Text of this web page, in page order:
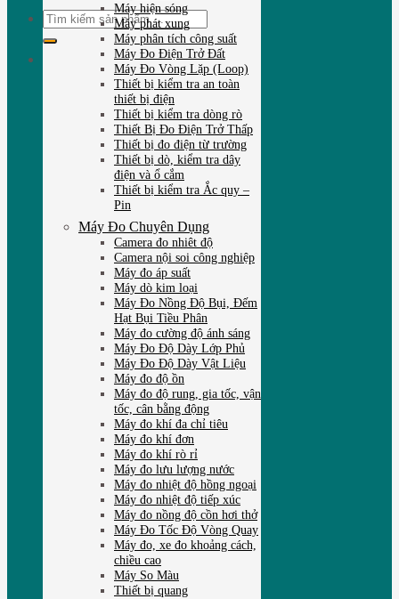
Tìm
kiếm:
Máy hiện sóng
Máy phát xung
Máy phân tích công suất
Máy Đo Điện Trở Đất
Máy Đo Vòng Lặp (Loop)
Thiết bị kiểm tra an toàn
thiết bị điện
Thiết bị kiểm tra dòng rò
Thiết Bị Đo Điện Trở Thấp
Thiết bị đo điện từ trường
Thiết bị dò, kiểm tra dây
điện và ổ cắm
Thiết bị kiểm tra Ắc quy –
Pin
Máy Đo Chuyên Dụng
Camera đo nhiêt độ
Camera nội soi công nghiệp
Máy đo áp suất
Máy dò kim loại
Máy Đo Nồng Độ Bụi, Đếm
Hạt Bụi Tiều Phân
Máy đo cường độ ánh sáng
Máy Đo Độ Dày Lớp Phủ
Máy Đo Độ Dày Vật Liệu
Máy đo độ ồn
Máy đo độ rung, gia tốc, vận
tốc, cân bằng động
Máy đo khí đa chỉ tiêu
Máy đo khí đơn
Máy đo khí rò rỉ
Máy đo lưu lượng nước
Máy đo nhiệt độ hồng ngoại
Máy đo nhiệt độ tiếp xúc
Máy đo nồng độ cồn hơi thở
Máy Đo Tốc Độ Vòng Quay
Máy đo, xe đo khoảng cách,
chiều cao
Máy So Màu
Thiết bị quang